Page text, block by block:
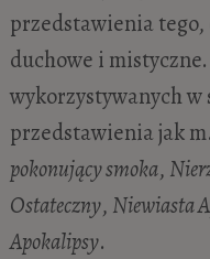
przedstawienia tego,
duchowe i
wykorzystywanych w
przedstawienia jak
pokonujący smoka,
Ostateczny, Niewiasta
Apokalipsy.